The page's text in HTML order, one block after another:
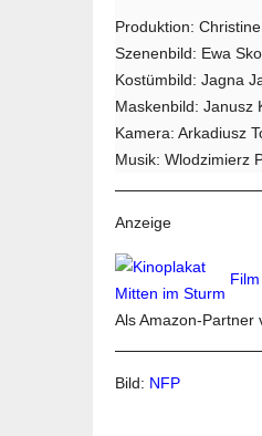
Produktion:
Szenenbild: Ewa
Kostümbild: Jagna
Maskenbild: Janusz
Kamera: Arkadiusz
Musik: Wlodzimierz
Anzeige
Als Amazon-Partner
Bild: NFP